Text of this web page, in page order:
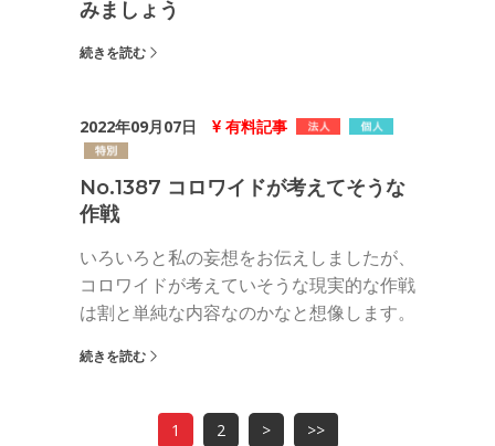
みましょう
続きを読む
2022年09月07日 有料記事
No.1387 コロワイドが考えてそうな
作戦
いろいろと私の妄想をお伝えしましたが、
コロワイドが考えていそうな現実的な作戦
は割と単純な内容なのかなと想像します。
続きを読む
1 2 > >>